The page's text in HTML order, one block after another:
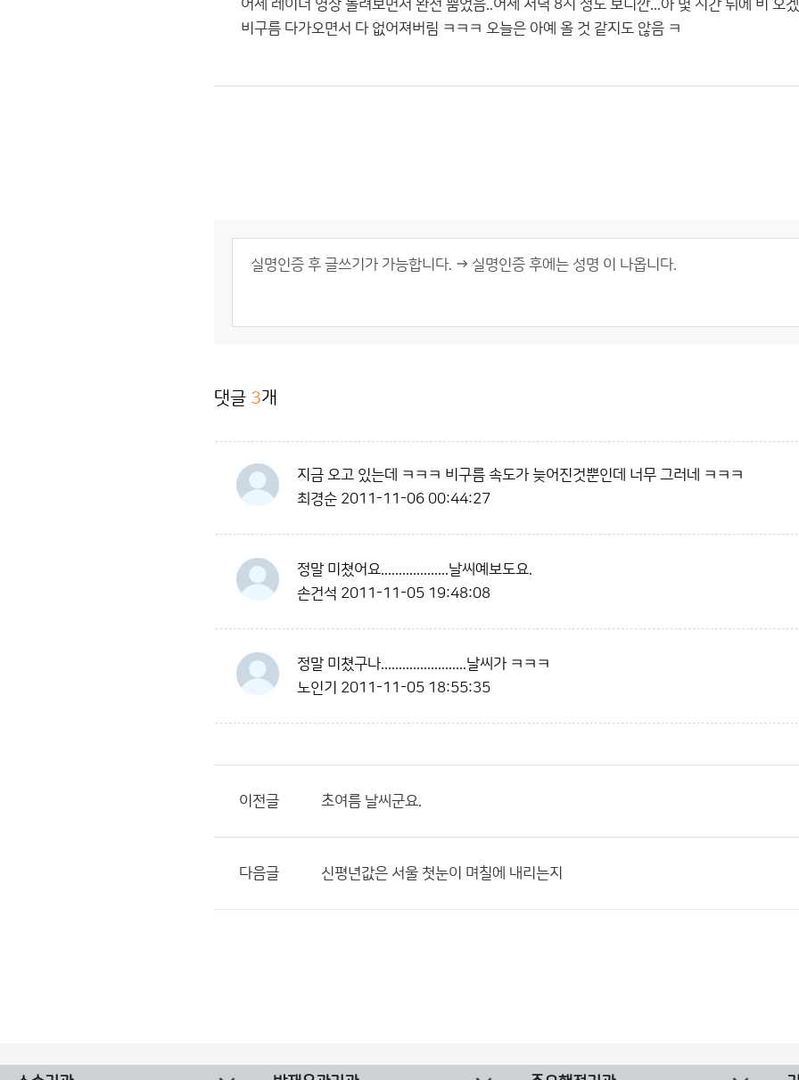
어제 레이더 영상 돌려보면서 완전 뿜었음..어제 저녁 8시 정도 보니깐...아 몇 시간 뒤에 비 오
비구름 다가오면서 다 없어져버림 ㅋㅋㅋ 오늘은 아예 올 것 같지도 않음 ㅋ
댓글 3개
지금 오고 있는데 ㅋㅋㅋ 비구름 속도가 늦어진것뿐인데 너무 그러네 ㅋㅋㅋ
최경순 2011-11-06 00:44:27
정말 미쳤어요...................날씨예보도요.
손건석 2011-11-05 19:48:08
정말 미쳤구나........................날씨가 ㅋㅋㅋ
노인기 2011-11-05 18:55:35
이전글 초여름 날씨군요.
다음글 신평년값은 서울 첫눈이 며칠에 내리는지